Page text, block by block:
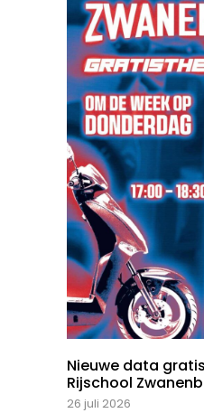
Nieuwe data
Rijschool
26 juli 2026